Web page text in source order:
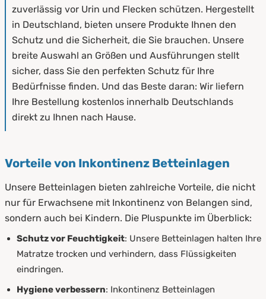
zuverlässig vor Urin und Flecken schützen. Hergestellt
in Deutschland, bieten unsere Produkte Ihnen den
Schutz und die Sicherheit, die Sie brauchen. Unsere
breite Auswahl an Größen und Ausführungen stellt
sicher, dass Sie den perfekten Schutz für Ihre
Bedürfnisse finden. Und das Beste daran: Wir liefern
Ihre Bestellung kostenlos innerhalb Deutschlands
direkt zu Ihnen nach Hause.
Vorteile von Inkontinenz Betteinlagen
Unsere Betteinlagen bieten zahlreiche Vorteile, die nicht
nur für Erwachsene mit Inkontinenz von Belangen sind,
sondern auch bei Kindern. Die Pluspunkte im Überblick:
Schutz vor Feuchtigkeit: Unsere Betteinlagen halten Ihre
Matratze trocken und verhindern, dass Flüssigkeiten
eindringen.
Hygiene verbessern: Inkontinenz Betteinlagen